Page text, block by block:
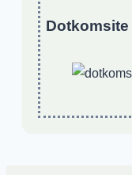
Dotkomsite